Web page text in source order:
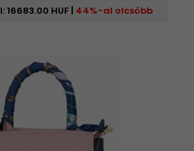
16683.00 HUF 44%-al olcsóbb